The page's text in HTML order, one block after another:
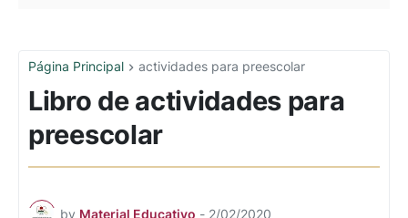
Página Principal actividades para preescolar
Libro de actividades para
preescolar
by Material Educativo - 2/02/2020